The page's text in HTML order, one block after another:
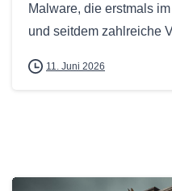
Malware, die erstmals
und seitdem zahlreiche
11. Juni 2026